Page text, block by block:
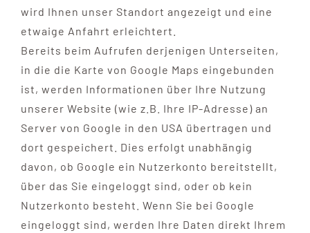
wird Ihnen unser Standort angezeigt und eine
etwaige Anfahrt erleichtert.
Bereits beim Aufrufen derjenigen Unterseiten,
in die die Karte von Google Maps eingebunden
ist, werden Informationen über Ihre Nutzung
unserer Website (wie z.B. Ihre IP-Adresse) an
Server von Google in den USA übertragen und
dort gespeichert. Dies erfolgt unabhängig
davon, ob Google ein Nutzerkonto bereitstellt,
über das Sie eingeloggt sind, oder ob kein
Nutzerkonto besteht. Wenn Sie bei Google
eingeloggt sind, werden Ihre Daten direkt Ihrem